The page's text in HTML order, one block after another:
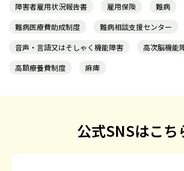
障害者雇用状況報告書
雇用保険
難病
難病医療費助成制度
難病相談支援センター
音声・言語又はそしゃく機能障害
高次脳機能
高額療養費制度
麻痺
公式SNSはこち